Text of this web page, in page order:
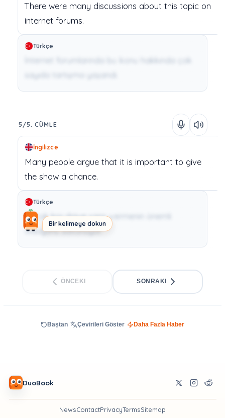
Bir kelimeye dokun
There were many discussions about this topic on
internet forums.
Türkçe
5/5. CÜMLE
İngilizce
Many people argue that it is important to give
the show a chance.
Türkçe
Birçok kişi diziye şans vermenin önemli
olduğunu savunuyor.
ÖNCEKI SONRAKI
Baştan Çevirileri Göster Daha Fazla Haber
DuoBook
NewsContactPrivacyTermsSitemap